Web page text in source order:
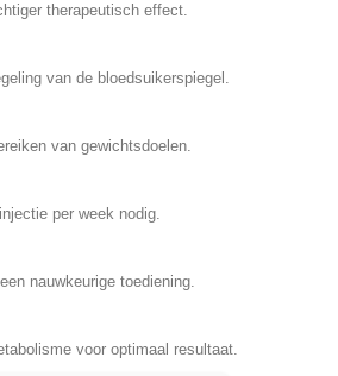
therapeutisch effect.
van de bloedsuikerspiegel.
van gewichtsdoelen.
per week nodig.
nauwkeurige toediening.
voor optimaal resultaat.